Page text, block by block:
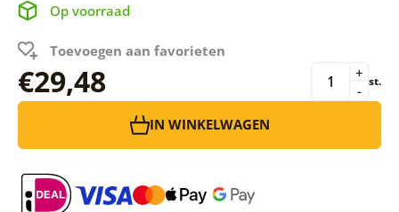
Op voorraad
Toevoegen aan favorieten
€29,48 -
+ st.
IN WINKELWAGEN